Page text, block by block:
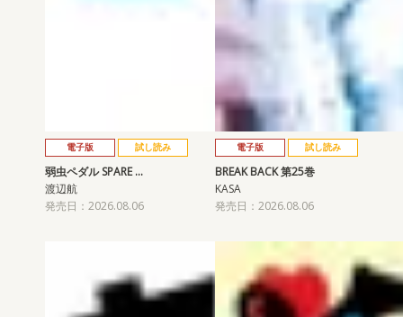
電子版 試し読み
弱虫ペダル SPARE …
渡辺航
発売日：2026.08.06
電子版 試し読み
BREAK BACK 第25巻
KASA
発売日：2026.08.06